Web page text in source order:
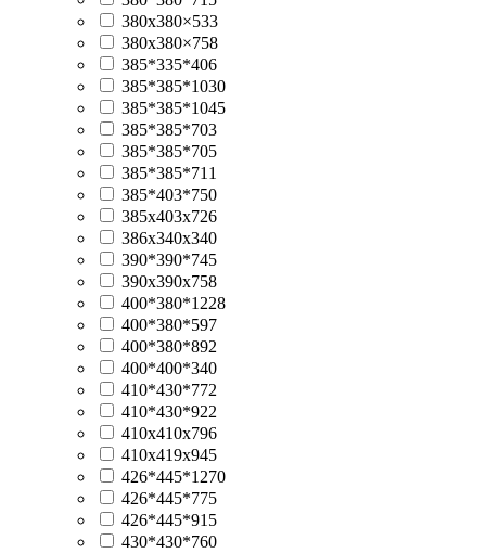
380х380×533
380х380×758
385*335*406
385*385*1030
385*385*1045
385*385*703
385*385*705
385*385*711
385*403*750
385x403x726
386x340x340
390*390*745
390х390х758
400*380*1228
400*380*597
400*380*892
400*400*340
410*430*772
410*430*922
410х410х796
410х419х945
426*445*1270
426*445*775
426*445*915
430*430*760